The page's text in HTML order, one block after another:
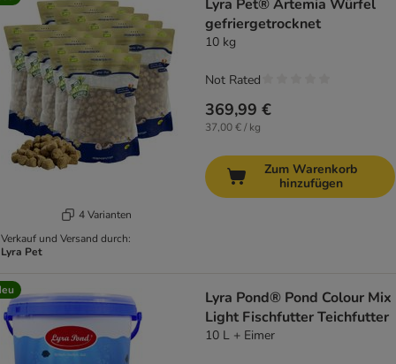
4 Varianten
Verkauf und Versand durch:
Lyra Pet
Lyra Pet® Artemia Würfel
gefriergetrocknet
10 kg
369,99 €
37,00 € / kg
Not Rated
Zum Warenkorb
hinzufügen
Lyra Pond® Pond Colour Mix
Light Fischfutter Teichfutter
10 L + Eimer